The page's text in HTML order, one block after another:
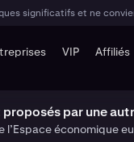
significatifs et ne
VIP Affiliés
par une
économique